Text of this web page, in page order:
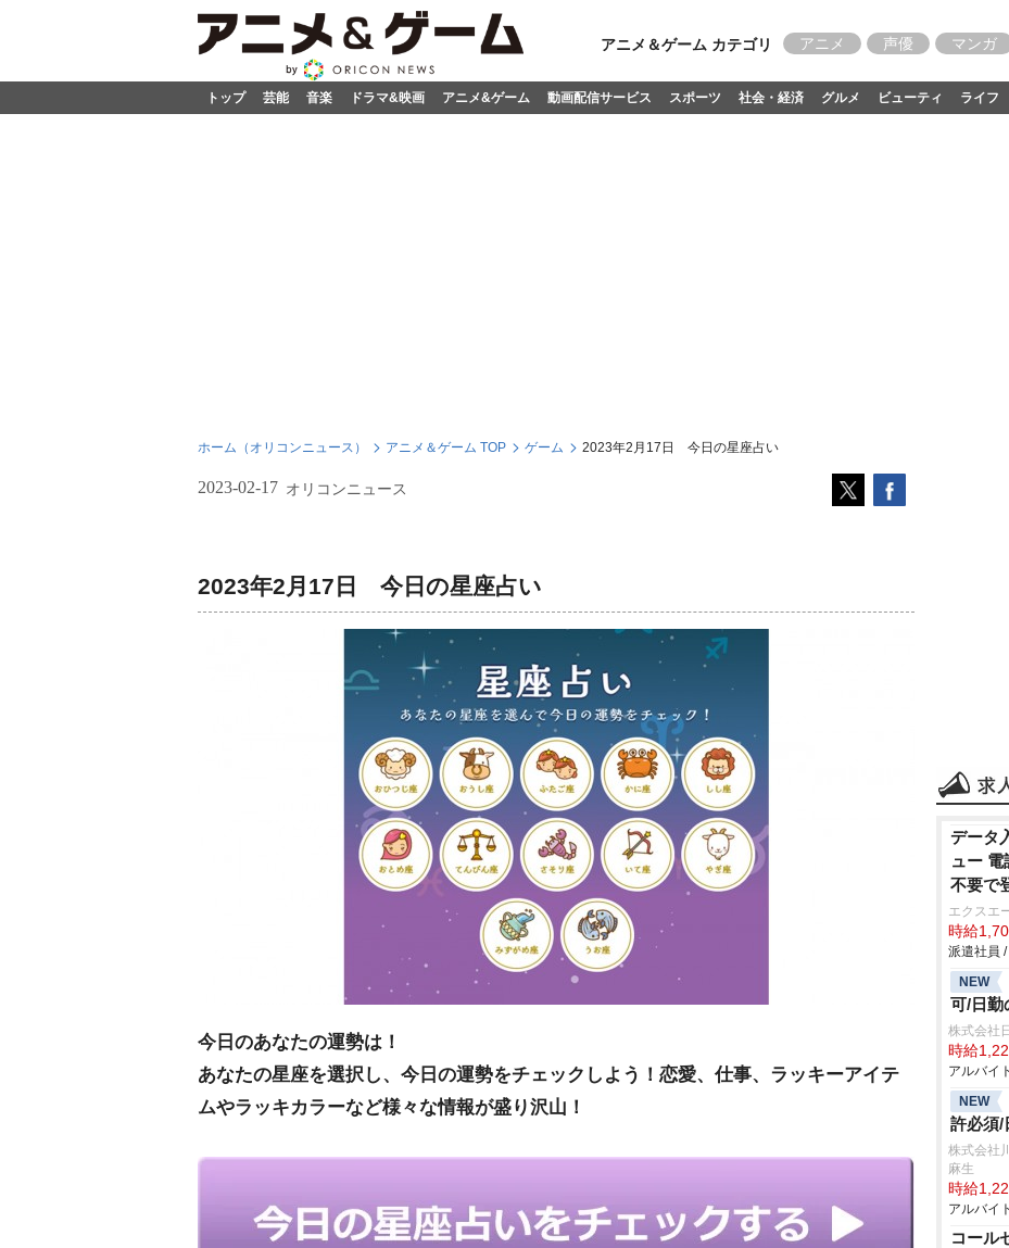
アニメ＆ゲーム カテゴリ アニメ 声優 マンガ
トップ 芸能 音楽 ドラマ&映画 アニメ&ゲーム 動画配信サービス スポーツ 社会・経済 グルメ ビューティ ライフ
ホーム（オリコンニュース） アニメ＆ゲーム TOP ゲーム 2023年2月17日 今日の星座占い
2023-02-17 オリコンニュース
2023年2月17日 今日の星座占い
今日のあなたの運勢は！
あなたの星座を選択し、今日の運勢をチェックしよう！恋愛、仕事、ラッキーアイテ
ムやラッキカラーなど様々な情報が盛り沢山！
データ
ュー
不要で
エクスエ
時給
派遣社員
NEW
可/日勤
株式会社
時給
アルバイ
NEW
許必須/
株式会社
麻生
時給
アルバイ
コール